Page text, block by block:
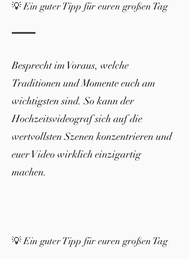
💡 Ein guter Tipp für euren großen Tag
Besprecht im Voraus, welche
Traditionen und Momente euch am
wichtigsten sind. So kann der
Hochzeitsvideograf sich auf die
wertvollsten Szenen konzentrieren und
euer Video wirklich einzigartig
machen.
💡 Ein guter Tipp für euren großen Tag